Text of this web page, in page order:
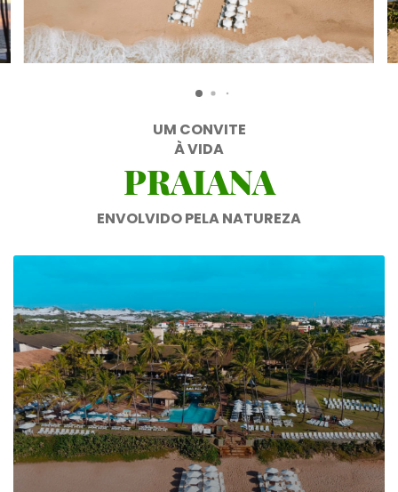
UM CONVITE
À VIDA
PRAIANA
ENVOLVIDO PELA NATUREZA